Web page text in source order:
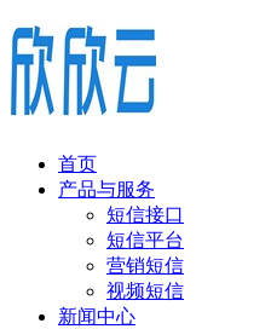
首页
产品与服务
短信接口
短信平台
营销短信
视频短信
新闻中心